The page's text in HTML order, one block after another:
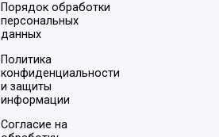
Порядок обработки
персональных
данных
Политика
конфиденциальности
и защиты
информации
Согласие на